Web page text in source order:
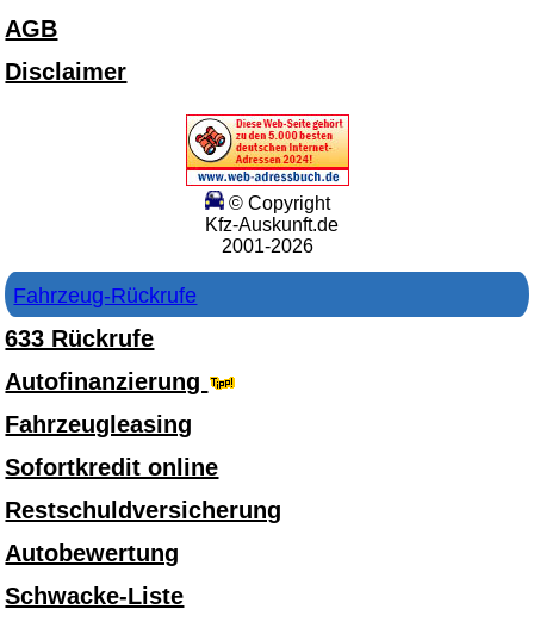
AGB
Disclaimer
© Copyright
Kfz-Auskunft.de
2001-2026
Fahrzeug-Rückrufe
633 Rückrufe
Autofinanzierung
Fahrzeugleasing
Sofortkredit online
Restschuldversicherung
Autobewertung
Schwacke-Liste